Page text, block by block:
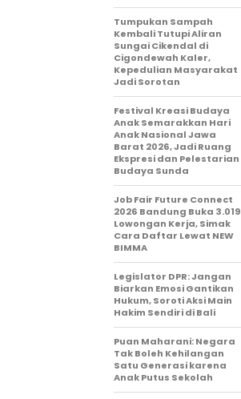
Tumpukan Sampah
Kembali Tutupi Aliran
Sungai Cikendal di
Cigondewah Kaler,
Kepedulian Masyarakat
Jadi Sorotan
Festival Kreasi Budaya
Anak Semarakkan Hari
Anak Nasional Jawa
Barat 2026, Jadi Ruang
Ekspresi dan Pelestarian
Budaya Sunda
Job Fair Future Connect
2026 Bandung Buka 3.019
Lowongan Kerja, Simak
Cara Daftar Lewat NEW
BIMMA
Legislator DPR: Jangan
Biarkan Emosi Gantikan
Hukum, Soroti Aksi Main
Hakim Sendiri di Bali
Puan Maharani: Negara
Tak Boleh Kehilangan
Satu Generasi karena
Anak Putus Sekolah